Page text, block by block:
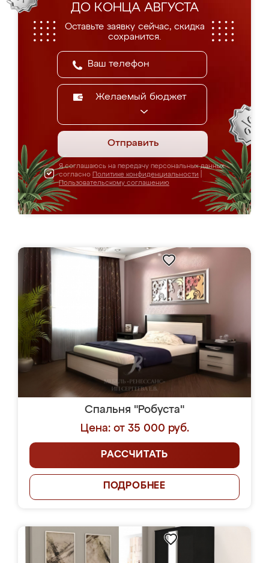
ДО КОНЦА АВГУСТА
Оставьте заявку сейчас, скидка
сохранится.
Желаемый бюджет
Отправить
Я соглашаюсь на передачу персональных данных
согласно Политике конфиденциальности
Пользовательскому соглашению
Спальня "Робуста"
Цена: от 35 000 руб.
РАССЧИТАТЬ
ПОДРОБНЕЕ